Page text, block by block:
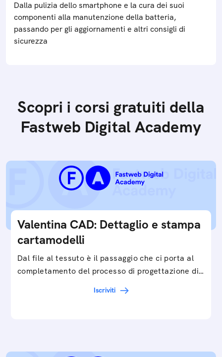
Dalla pulizia dello smartphone e la cura dei suoi
componenti alla manutenzione della batteria,
passando per gli aggiornamenti e altri consigli di
sicurezza
Scopri i corsi gratuiti della
Fastweb Digital Academy
Valentina CAD: Dettaglio e stampa
cartamodelli
Dal file al tessuto è il passaggio che ci porta al
completamento del processo di progettazione di
Iscriviti